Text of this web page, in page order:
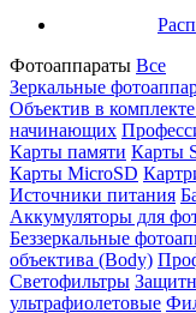
Фотоаппараты Все
Зеркальные
Объектив в
начинающих
Карты памяти Карты
Карты MicroSD
Источники питания
Аккумуляторы для
Беззеркальные
объектива (Body)
Светофильтры
ультрафиолетовые